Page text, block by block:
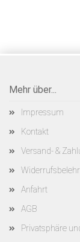
Mehr über...
Impressum
Kontakt
Versand- &
Anfahrt
AGB
Privatsphäre